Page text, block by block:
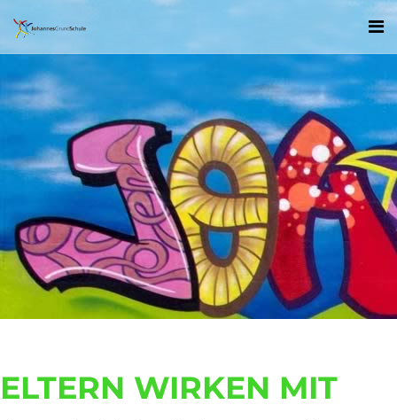
ELTERN WIRKEN MIT